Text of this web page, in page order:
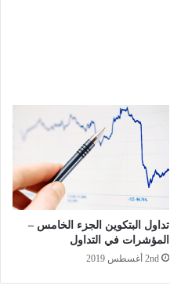
تداول البتكوين الجزء الخامس –
المؤشرات في التداول
2nd أغسطس 2019